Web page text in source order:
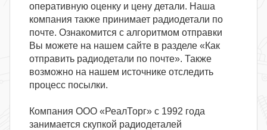
оперативную оценку и цену детали. Наша
компания также принимает радиодетали по
почте. Ознакомится с алгоритмом отправки
Вы можете на нашем сайте в разделе «Как
отправить радиодетали по почте». Также
возможно на нашем источнике отследить
процесс посылки.
Компания ООО «РеалТорг» с 1992 года
занимается скупкой радиодеталей